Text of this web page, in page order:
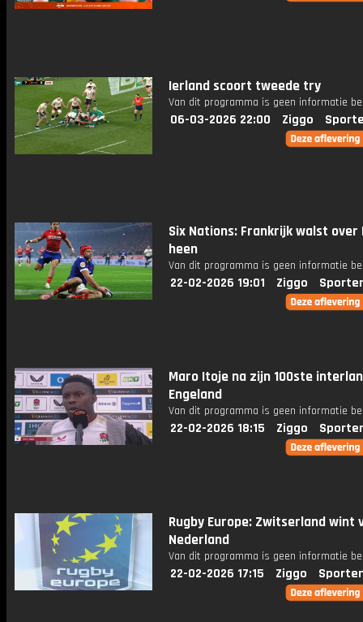
Ierland scoort tweede try
Van dit programma is geen informatie
06-03-2026 22:00 Ziggo
Six Nations: Frankrijk walst over
heen
Van dit programma is geen informatie
22-02-2026 19:01 Ziggo
Maro Itoje na zijn 100ste
Engeland
Van dit programma is geen informatie
22-02-2026 18:15 Ziggo
Rugby Europe: Zwitserland wint
Nederland
Van dit programma is geen informatie
22-02-2026 17:15 Ziggo